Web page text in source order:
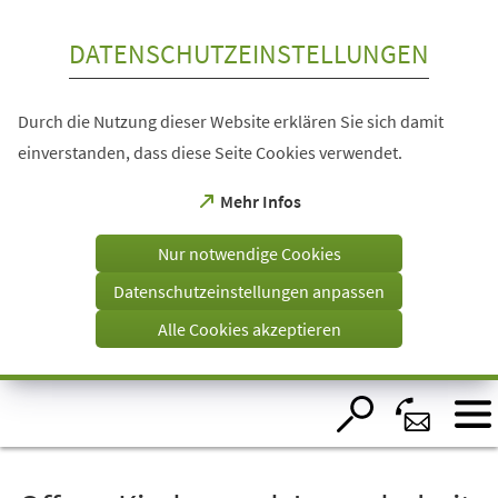
Visuelle
DATENSCHUTZEINSTELLUNGEN
Durch die Nutzung dieser Website erklären Sie sich damit
einverstanden, dass diese Seite Cookies verwendet.
Mehr Infos
(Öffnet
einem
Tab)
Nur notwendige Cookies
Datenschutzeinstellungen anpassen
Alle Cookies akzeptieren